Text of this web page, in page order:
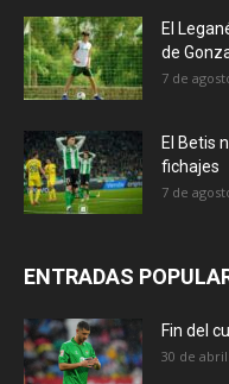
El
de
7 de
El Betis
fichajes
7 de
ENTRADAS
Fin del
30 de